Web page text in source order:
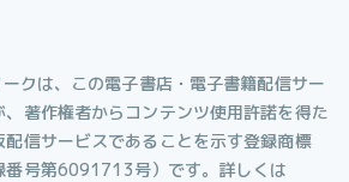
クは、この電子書店・電子書籍配信サー
、著作権者からコンテンツ使用許諾を得た
配信サービスであることを示す登録商標
番号第6091713号）です。詳しくは